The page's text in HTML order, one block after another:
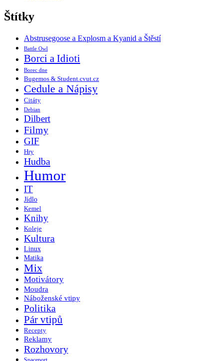
Štítky
Abstrusegoose a Explosm a Kyanid a Štěstí
Battle Owl
Borci a Idioti
Borec dne
Bugemos & Student.cvut.cz
Cedule a Nápisy
Citáty
Debian
Dilbert
Filmy
GIF
Hry
Hudba
Humor
IT
Jídlo
Kemel
Knihy
Koleje
Kultura
Linux
Matika
Mix
Motivátory
Moudra
Náboženské vtipy
Politika
Pár vtipů
Recepty
Reklamy
Rozhovory